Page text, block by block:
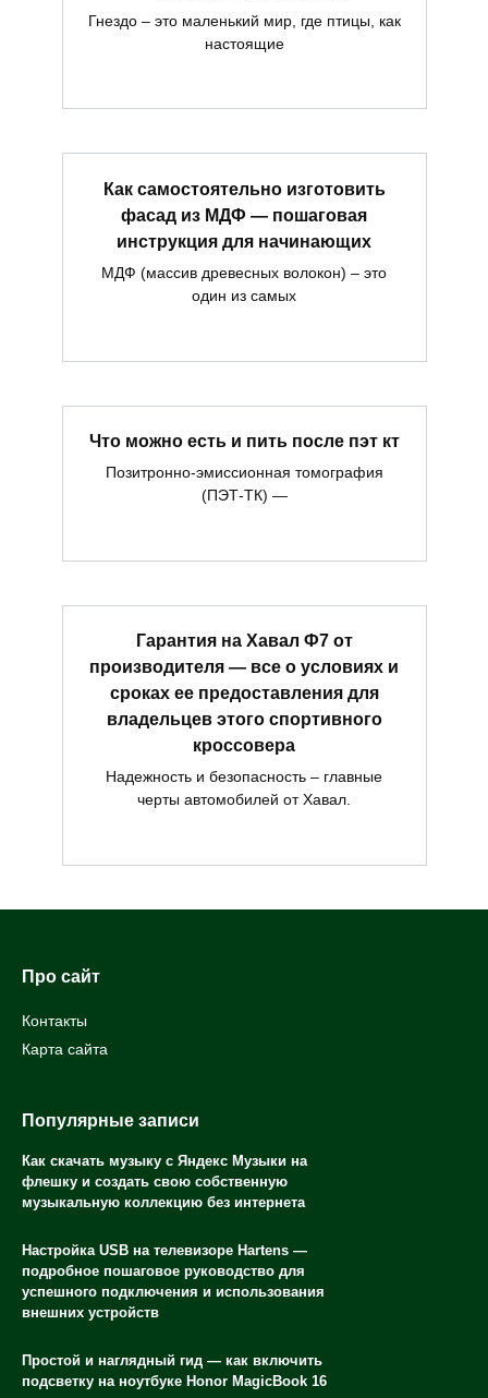
Гнездо – это маленький мир, где птицы, как
настоящие
Как самостоятельно изготовить
фасад из МДФ — пошаговая
инструкция для начинающих
МДФ (массив древесных волокон) – это
один из самых
Что можно есть и пить после пэт кт
Позитронно-эмиссионная томография
(ПЭТ-ТК) —
Гарантия на Хавал Ф7 от
производителя — все о условиях и
сроках ее предоставления для
владельцев этого спортивного
кроссовера
Надежность и безопасность – главные
черты автомобилей от Хавал.
Про сайт
Контакты
Карта сайта
Популярные записи
Как скачать музыку с Яндекс Музыки на
флешку и создать свою собственную
музыкальную коллекцию без интернета
Настройка USB на телевизоре Hartens —
подробное пошаговое руководство для
успешного подключения и использования
внешних устройств
Простой и наглядный гид — как включить
подсветку на ноутбуке Honor MagicBook 16